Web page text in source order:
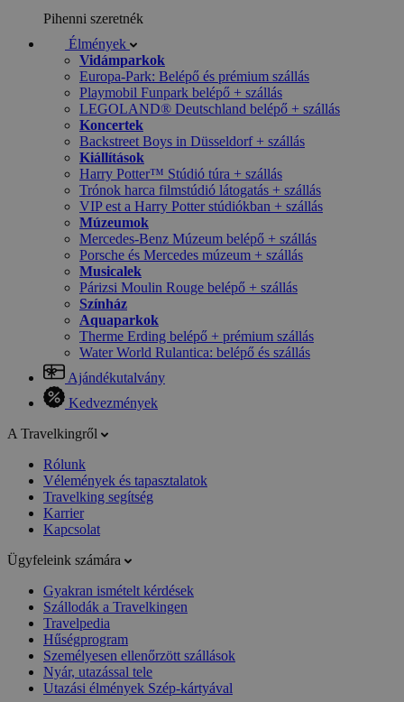
Pihenni szeretnék
Élmények
Vidámparkok
Europa-Park: Belépő és prémium szállás
Playmobil Funpark belépő + szállás
LEGOLAND® Deutschland belépő + szállás
Koncertek
Backstreet Boys in Düsseldorf + szállás
Kiállítások
Harry Potter™ Stúdió túra + szállás
Trónok harca filmstúdió látogatás + szállás
VIP est a Harry Potter stúdiókban + szállás
Múzeumok
Mercedes-Benz Múzeum belépő + szállás
Porsche és Mercedes múzeum + szállás
Musicalek
Párizsi Moulin Rouge belépő + szállás
Színház
Aquaparkok
Therme Erding belépő + prémium szállás
Water World Rulantica: belépő és szállás
Ajándékutalvány
Kedvezmények
A Travelkingről
Rólunk
Vélemények és tapasztalatok
Travelking segítség
Karrier
Kapcsolat
Ügyfeleink számára
Gyakran ismételt kérdések
Szállodák a Travelkingen
Travelpedia
Hűségprogram
Személyesen ellenőrzött szállások
Nyár, utazással tele
Utazási élmények Szép-kártyával